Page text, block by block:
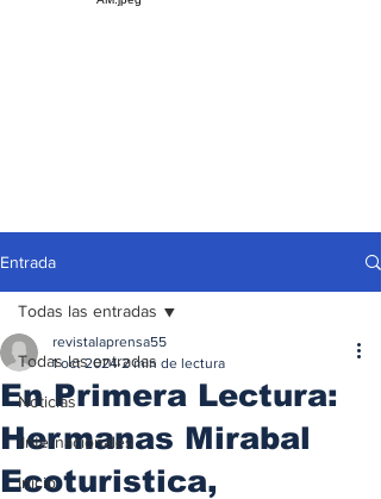
Entrada
Todas las entradas
Noticias
iInternacionales
Inicio
Todas las entradas
En Primera Lectura:
Hermanas Mirabal
Ecoturistica,
revistalaprensa55
1 oct 2024 2 min de lectura